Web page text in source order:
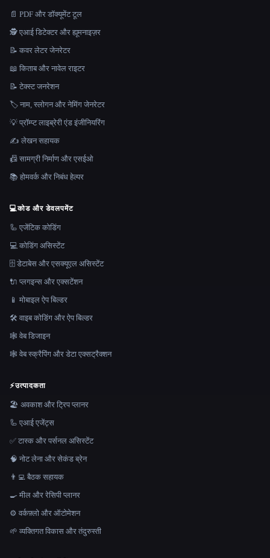
📄 PDF और डॉक्यूमेंट टूल
🕵️ एआई डिटेक्टर और ह्यूमनाइज़र
📝 कवर लेटर जेनरेटर
📖 किताब और नावेल राइटर
📝 टेक्स्ट जनरेशन
🏷️ नाम, स्लोगन और नेमिंग जेनरेटर
💡 प्रॉम्प्ट लाइब्रेरी एंड इंजीनियरिंग
✍️ लेखन सहायक
📠 सामग्री निर्माण और एसईओ
📚 होमवर्क और निबंध हेल्पर
💻कोड और डेवलपमेंट
🦾 एजेंटिक कोडिंग
💻 कोडिंग असिस्टेंट
🗄️ डेटाबेस और एसक्यूएल असिस्टेंट
🔌 प्लगइन्स और एक्सटेंशन
📱 मोबाइल ऐप बिल्डर
🛠️ वाइब कोडिंग और ऐप बिल्डर
🕸 वेब डिजाइन
🕸️ वेब स्क्रैपिंग और डेटा एक्सट्रैक्शन
⚡उत्पादकता
🏖 अवकाश और ट्रिप प्लानर
🦾 एआई एजेंट्स
✅ टास्क और पर्सनल असिस्टेंट
🧠 नोट लेना और सेकंड ब्रेन
👨‍💻 बैठक सहायक
🍳 मील और रेसिपी प्लानर
⚙️ वर्कफ़्लो और ऑटोमेशन
🌱 व्यक्तिगत विकास और तंदुरुस्ती